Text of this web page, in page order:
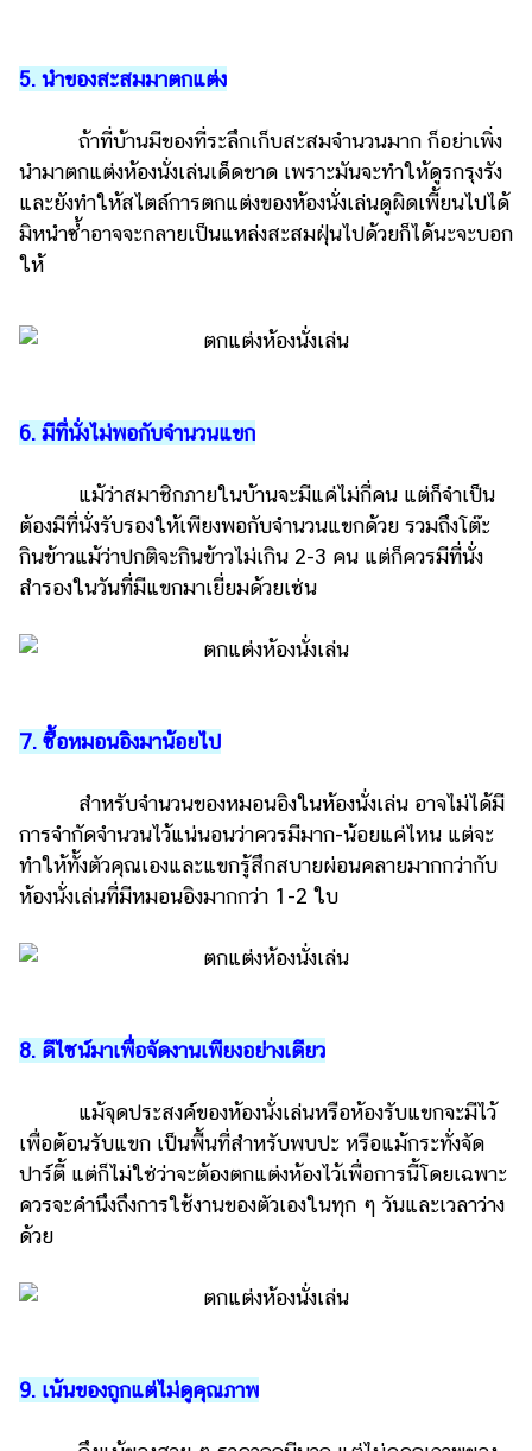
งาน
5. นำของสะสมมาตกแต่ง
ถ้าที่บ้านมีของที่ระลึกเก็บสะสมจำนวนมาก ก็อย่าเพิ่ง
นำมาตกแต่งห้องนั่งเล่นเด็ดขาด เพราะมันจะทำให้ดูรกรุงรัง
และยังทำให้สไตล์การตกแต่งของห้องนั่งเล่นดูผิดเพี้ยนไปได้
มิหนำซ้ำอาจจะกลายเป็นแหล่งสะสมฝุ่นไปด้วยก็ได้นะจะบอก
ให้
6. มีที่นั่งไม่พอกับจำนวนแขก
แม้ว่าสมาชิกภายในบ้านจะมีแค่ไม่กี่คน แต่ก็จำเป็น
ต้องมีที่นั่งรับรองให้เพียงพอกับจำนวนแขกด้วย รวมถึงโต๊ะ
กินข้าวแม้ว่าปกติจะกินข้าวไม่เกิน 2-3 คน แต่ก็ควรมีที่นั่ง
สำรองในวันที่มีแขกมาเยี่ยมด้วยเช่น
7. ซื้อหมอนอิงมาน้อยไป
สำหรับจำนวนของหมอนอิงในห้องนั่งเล่น อาจไม่ได้มี
การจำกัดจำนวนไว้แน่นอนว่าควรมีมาก-น้อยแค่ไหน แต่จะ
ทำให้ทั้งตัวคุณเองและแขกรู้สึกสบายผ่อนคลายมากกว่ากับ
ห้องนั่งเล่นที่มีหมอนอิงมากกว่า 1-2 ใบ
8. ดีไซน์มาเพื่อจัดงานเพียงอย่างเดียว
แม้จุดประสงค์ของห้องนั่งเล่นหรือห้องรับแขกจะมีไว้
เพื่อต้อนรับแขก เป็นพื้นที่สำหรับพบปะ หรือแม้กระทั่งจัด
ปาร์ตี้ แต่ก็ไม่ใช่ว่าจะต้องตกแต่งห้องไว้เพื่อการนี้โดยเฉพาะ
ควรจะคำนึงถึงการใช้งานของตัวเองในทุก ๆ วันและเวลาว่าง
ด้วย
9. เน้นของถูกแต่ไม่ดูคุณภาพ